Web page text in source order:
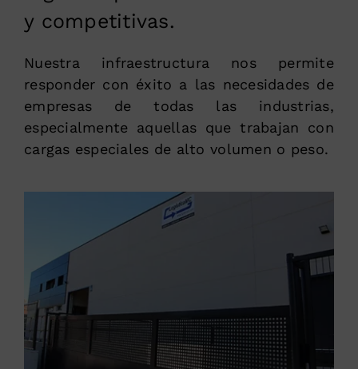
y competitivas.
Nuestra infraestructura nos permite
responder con éxito a las necesidades de
empresas de todas las industrias,
especialmente aquellas que trabajan con
cargas especiales de alto volumen o peso.